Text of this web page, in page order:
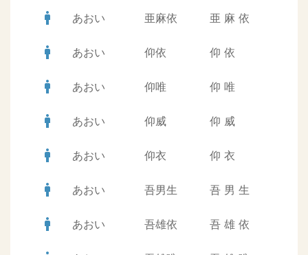
man あおい 亜麻依 亜 麻 依
man あおい 仰依 仰 依
man あおい 仰唯 仰 唯
man あおい 仰威 仰 威
man あおい 仰衣 仰 衣
man あおい 吾男生 吾 男 生
man あおい 吾雄依 吾 雄 依